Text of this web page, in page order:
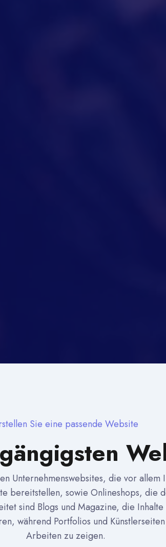
Sie eine passende Website
Unternehmenswebsites, die vor
bereitstellen, sowie Onlineshops, die
sind Blogs und Magazine, die
während Portfolios und
Arbeiten zu zeigen.